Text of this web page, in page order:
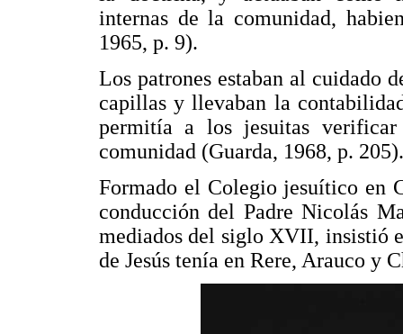
internas de la comunidad,
1965, p. 9).
Los patrones estaban al cuidado
capillas y llevaban la
permitía a los jesuitas
comunidad (Guarda, 1968, p. 205).
Formado el Colegio jesuítico en
conducción del Padre Nicolás
mediados del siglo XVII, insistió
de Jesús tenía en Rere, Arauco y